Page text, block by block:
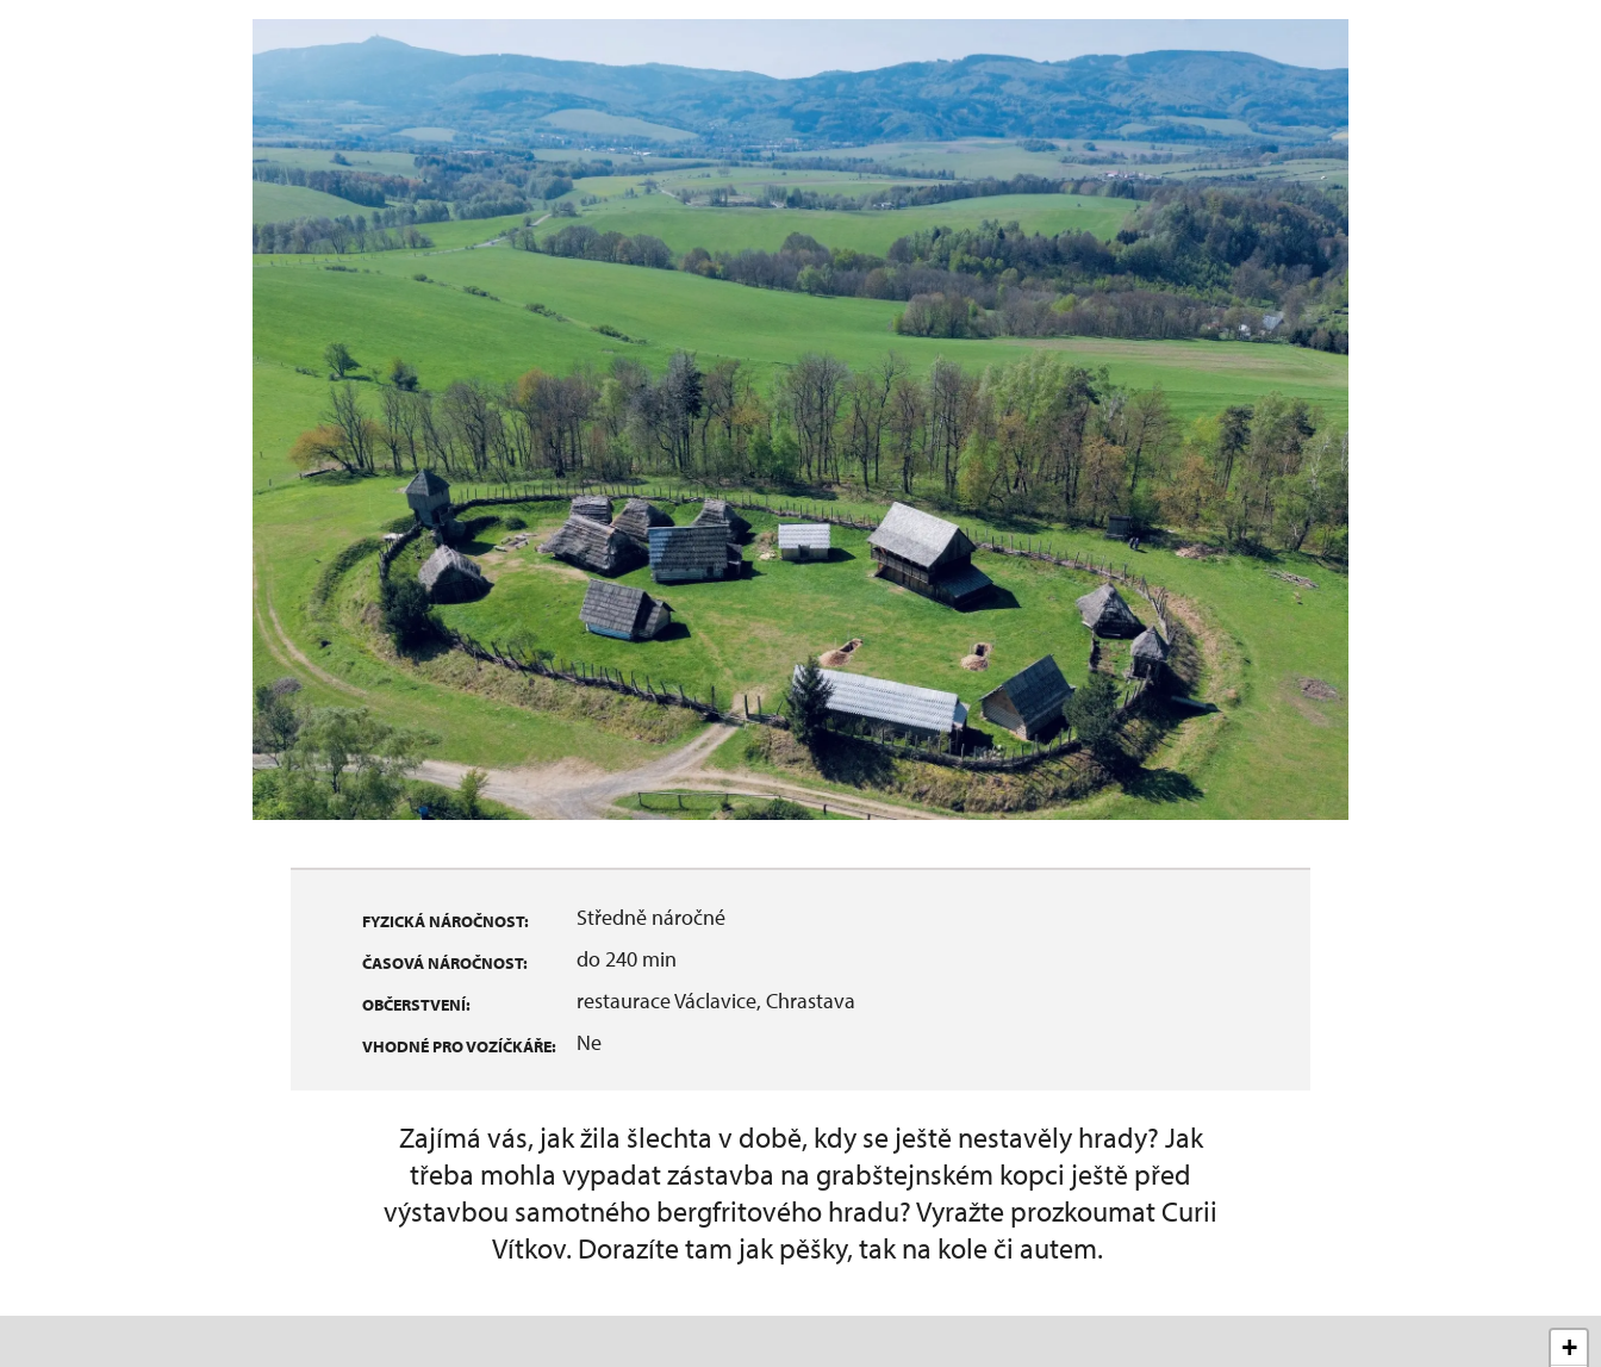
FYZICKÁ NÁROČNOST: Středně náročné
ČASOVÁ NÁROČNOST: do 240 min
OBČERSTVENÍ: restaurace Václavice, Chrastava
VHODNÉ PRO VOZÍČKÁŘE: Ne
Zajímá vás, jak žila šlechta v době, kdy se ještě nestavěly hrady? Jak
třeba mohla vypadat zástavba na grabštejnském kopci ještě před
výstavbou samotného bergfritového hradu? Vyražte prozkoumat Curii
Vítkov. Dorazíte tam jak pěšky, tak na kole či autem.
+